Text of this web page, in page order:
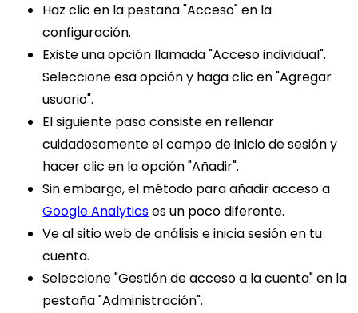
Haz clic en la pestaña "Acceso" en la
configuración.
Existe una opción llamada "Acceso individual".
Seleccione esa opción y haga clic en "Agregar
usuario".
El siguiente paso consiste en rellenar
cuidadosamente el campo de inicio de sesión y
hacer clic en la opción "Añadir".
Sin embargo, el método para añadir acceso a
Google Analyticses un poco diferente.
Ve al sitio web de análisis e inicia sesión en tu
cuenta.
Seleccione "Gestión de acceso a la cuenta" en la
pestaña "Administración".